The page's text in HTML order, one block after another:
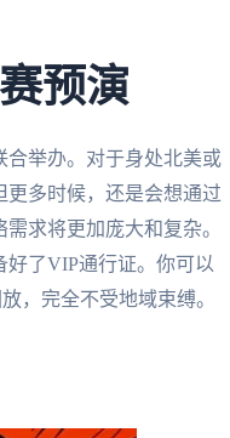
预演
合举办。对于身处北美或
多时候，还是会想通过
求将更加庞大和复杂。
了VIP通行证。你可以
，完全不受地域束缚。